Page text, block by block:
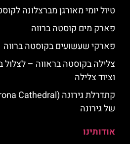
טיול יומי מאורגן מברצלונה
פארק מים קוסטה ברווה
פארקי שעשועים בקוסטה ברווה
צלילה בקוסטה בראווה – לצלול
וציוד צלילה
של גירונה
אודותינו